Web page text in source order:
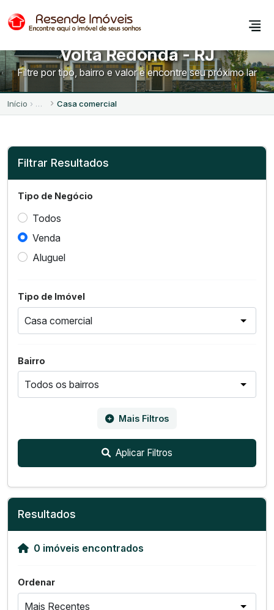
Casas comerciais à Venda em
Volta Redonda - RJ
Filtre por tipo, bairro e valor e encontre seu próximo lar
Início Casa comercial
Filtrar Resultados
Tipo de Negócio
Todos
Venda
Aluguel
Tipo de Imóvel
Bairro
Mais Filtros
Aplicar Filtros
Resultados
0 imóveis encontrados
Ordenar